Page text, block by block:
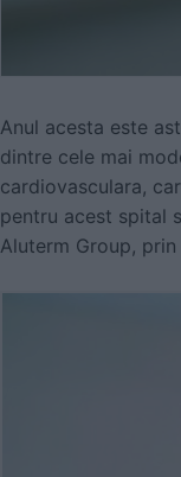
Anul acesta este
dintre cele mai
cardiovasculara,
pentru acest spital
Aluterm Group,